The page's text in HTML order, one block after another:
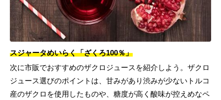
スジャータめいらく「ざくろ100％」
次に市販でおすすめのザクロジュースを紹介しよう。ザクロ
ジュース選びのポイントは、甘みがあり渋みが少ないトルコ
産のザクロを使用したものや、糖度が高く酸味が控えめなペ